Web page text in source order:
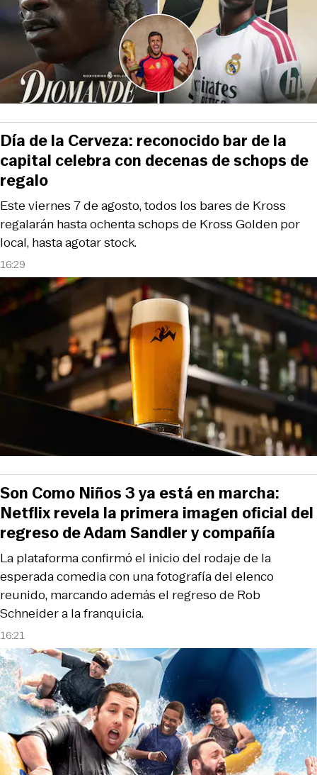
16:29
Este viernes 7 de agosto, todos los bares de Kross
regalarán hasta ochenta schops de Kross Golden por
local, hasta agotar stock.
Día de la Cerveza: reconocido bar de la
capital celebra con decenas de schops de
regalo
16:21
La plataforma confirmó el inicio del rodaje de la
esperada comedia con una fotografía del elenco
reunido, marcando además el regreso de Rob
Schneider a la franquicia.
Son Como Niños 3 ya está en marcha:
Netflix revela la primera imagen oficial del
regreso de Adam Sandler y compañía